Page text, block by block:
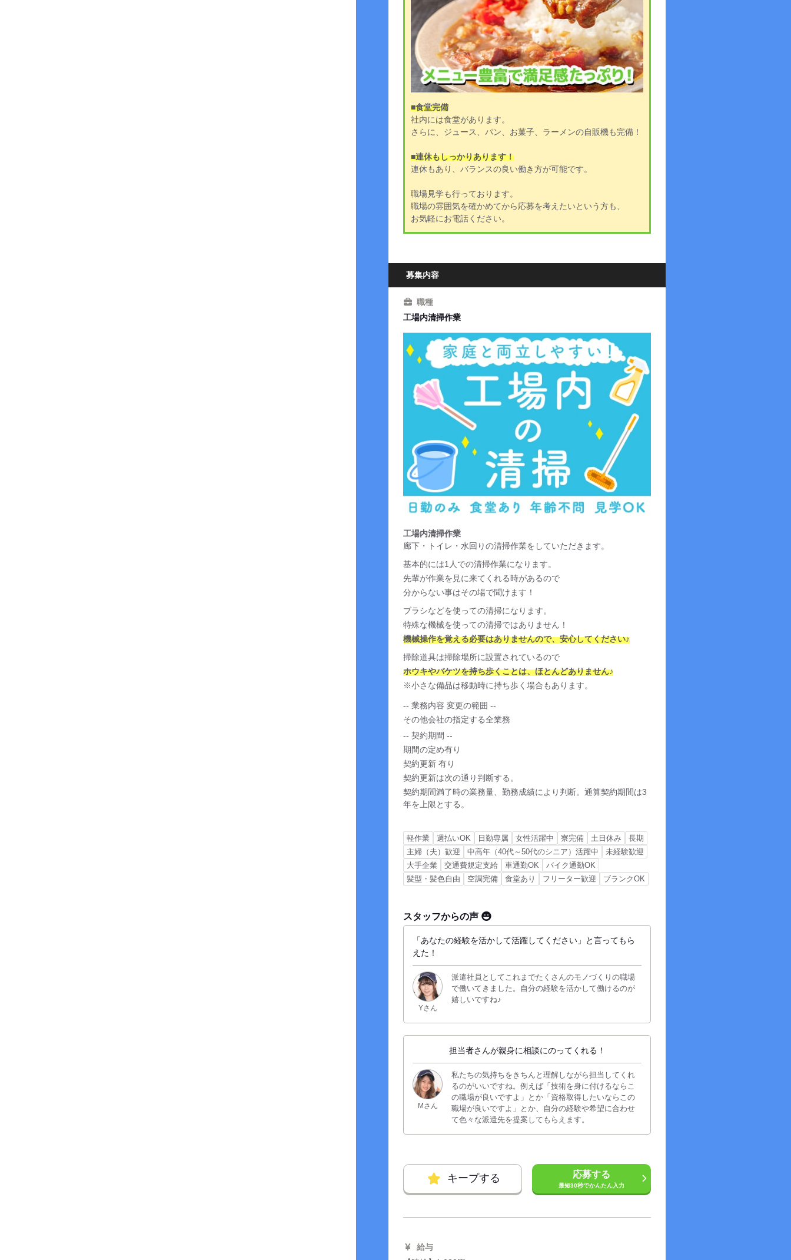
■食堂完備
社内には食堂があります。
さらに、ジュース、パン、お菓子、ラーメンの自販機も完備！
■連休もしっかりあります！
連休もあり、バランスの良い働き方が可能です。
職場見学も行っております。
職場の雰囲気を確かめてから応募を考えたいという方も、
お気軽にお電話ください。
募集内容
職種
工場内清掃作業
工場内清掃作業
廊下・トイレ・水回りの清掃作業をしていただきます。
基本的には1人での清掃作業になります。
先輩が作業を見に来てくれる時があるので
分からない事はその場で聞けます！
ブラシなどを使っての清掃になります。
特殊な機械を使っての清掃ではありません！
機械操作を覚える必要はありませんので、安心してください♪
掃除道具は掃除場所に設置されているので
ホウキやバケツを持ち歩くことは、ほとんどありません♪
※小さな備品は移動時に持ち歩く場合もあります。
-- 業務内容 変更の範囲 --
その他会社の指定する全業務
-- 契約期間 --
期間の定め有り
契約更新 有り
契約更新は次の通り判断する。
契約期間満了時の業務量、勤務成績により判断。通算契約期間は3
年を上限とする。
軽作業 週払いOK 日勤専属 女性活躍中 寮完備 土日休み
長期
主婦（夫）歓迎
中高年（40代～50代のシニア）活躍中
未経験歓迎
大手企業
交通費規定支給 車通勤OK
バイク通勤OK
髪型・髪色自由
空調完備 食堂あり フリーター歓迎 ブランクOK
スタッフからの声
「あなたの経験を活かして活躍してください」と言ってもら
えた！
Yさん
派遣社員としてこれまでたくさんのモノづくりの職場
で働いてきました。自分の経験を活かして働けるのが
嬉しいですね♪
担当者さんが親身に相談にのってくれる！
Mさん
私たちの気持ちをきちんと理解しながら担当してくれ
るのがいいですね。例えば「技術を身に付けるならこ
の職場が良いですよ」とか「資格取得したいならこの
職場が良いですよ」とか、自分の経験や希望に合わせ
て色々な派遣先を提案してもらえます。
キープする 応募する
最短30秒でかんたん入力
給与